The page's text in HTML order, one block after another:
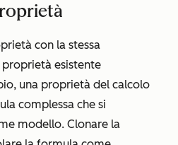
con la stessa
esistente
una proprietà del calcolo
complessa che si
modello. Clonare la